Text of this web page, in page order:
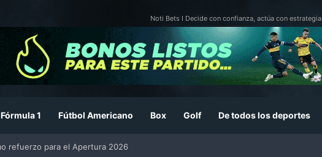
Noti Bets I Decide con confianza, actúa con estrategia
Fórmula 1 Fútbol Americano Box Golf De todos los deportes